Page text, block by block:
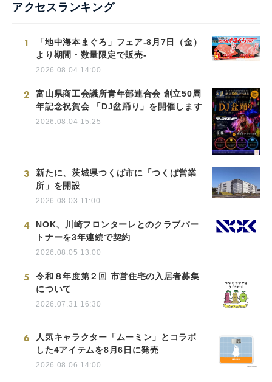
アクセスランキング
1
「地中海本まぐろ」フェア-8月7日（金）
より期間・数量限定で販売-
2026.08.04 14:00
2
富山県商工会議所青年部連合会 創立50周
年記念祝賀会 「DJ盆踊り」を開催します
2026.08.04 15:25
3
新たに、茨城県つくば市に「つくば営業
所」を開設
2026.08.03 11:00
4
NOK、川崎フロンターレとのクラブパー
トナーを3年連続で契約
2026.08.05 13:00
5
令和８年度第２回 市営住宅の入居者募集
について
2026.07.31 16:30
6
人気キャラクター「ムーミン」とコラボ
した4アイテムを8月6日に発売
2026.08.06 14:00